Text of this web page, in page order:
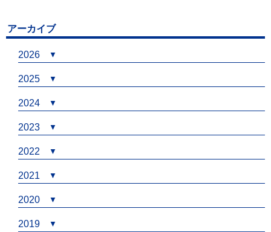
アーカイブ
2026
2025
2024
2023
2022
2021
2020
2019